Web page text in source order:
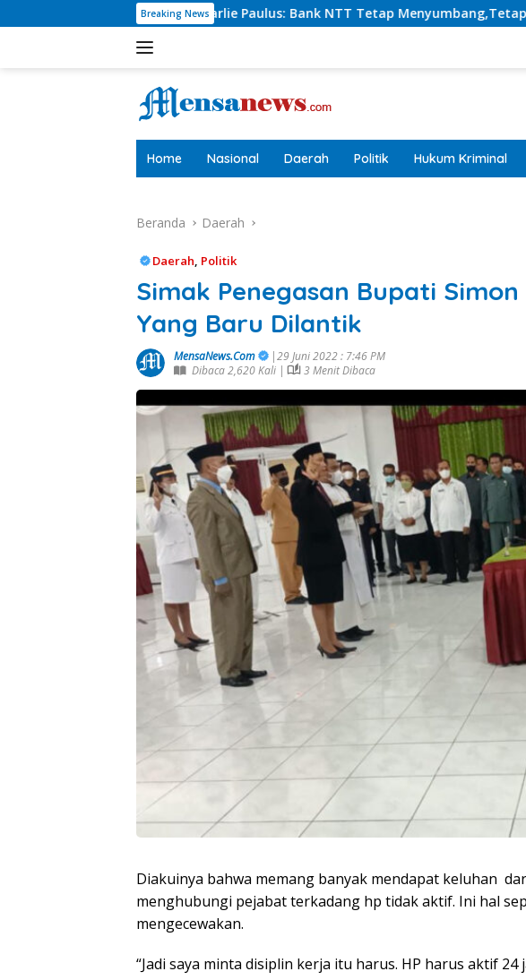
ke
Breaking News
Charlie Paulus: Bank NTT Tetap Menyumbang,Tetapi Selektif Demi
Home Nasional Daerah Politik Hukum Kriminal
Beranda Daerah
Daerah, Politik
Simak Penegasan Bupati
Yang Baru Dilantik
MensaNews.Com
|29 Juni 2022 : 7:46 PM
Dibaca 2,620 Kali |
3 Menit Dibaca
Diakuinya bahwa memang banyak mendapat keluhan
menghubungi pejabat terkadang hp tidak aktif. Ini hal
mengecewakan.
“Jadi saya minta disiplin kerja itu harus. HP harus aktif